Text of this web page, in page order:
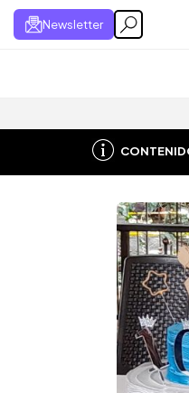
Newsletter